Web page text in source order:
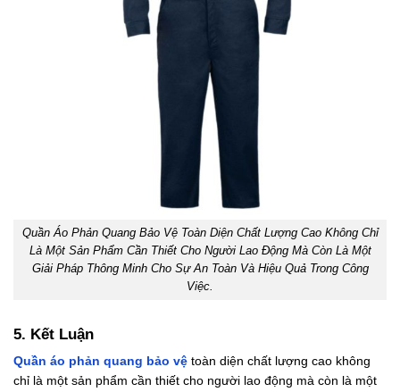
Quần Áo Phản Quang Bảo Vệ Toàn Diện Chất Lượng Cao Không Chỉ
Là Một Sản Phẩm Cần Thiết Cho Người Lao Động Mà Còn Là Một
Giải Pháp Thông Minh Cho Sự An Toàn Và Hiệu Quả Trong Công
Việc.
5. Kết Luận
Quần áo phản quang bảo vệ toàn diện chất lượng cao không
chỉ là một sản phẩm cần thiết cho người lao động mà còn là một